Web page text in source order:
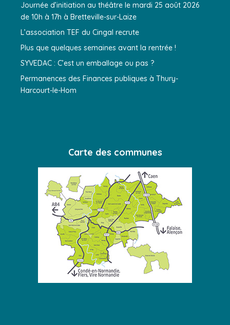
Journée d’initiation au théâtre le mardi 25 août 2026
de 10h à 17h à Bretteville-sur-Laize
L’association TEF du Cingal recrute
Plus que quelques semaines avant la rentrée !
SYVEDAC : C’est un emballage ou pas ?
Permanences des Finances publiques à Thury-
Harcourt-le-Hom
Carte des communes